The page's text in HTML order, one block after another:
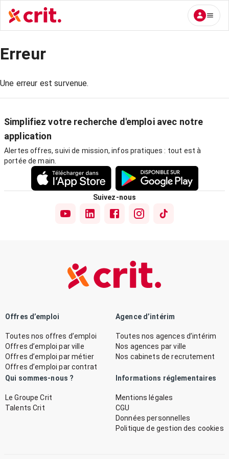
Erreur
Une erreur est survenue.
Simplifiez votre recherche d'emploi avec notre
application
Alertes offres, suivi de mission, infos pratiques : tout est à
portée de main.
Suivez-nous
Offres d’emploi
Toutes nos offres d’emploi
Offres d’emploi par ville
Offres d’emploi par métier
Offres d’emploi par contrat
Agence d’intérim
Toutes nos agences d’intérim
Nos agences par ville
Nos cabinets de recrutement
Qui sommes-nous ?
Le Groupe Crit
Talents Crit
Informations réglementaires
Mentions légales
CGU
Données personnelles
Politique de gestion des cookies